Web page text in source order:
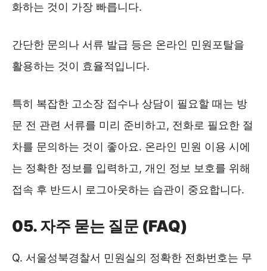
화하는 것이 가장 빠릅니다.
간단한 문의나 서류 발급 등은 온라인 민원포탈을
활용하는 것이 효율적입니다.
특히 복잡한 고소장 접수나 상담이 필요할 때는 방
문 전 관련 서류를 미리 준비하고, 전화로 필요한 절
차를 문의하는 것이 좋아요. 온라인 민원 이용 시에
는 정확한 정보를 입력하고, 개인 정보 보호를 위해
접속 후 반드시 로그아웃하는 습관이 중요합니다.
05. 자주 묻는 질문 (FAQ)
Q. 서울성북경찰서 민원실의 정확한 전화번호는 무